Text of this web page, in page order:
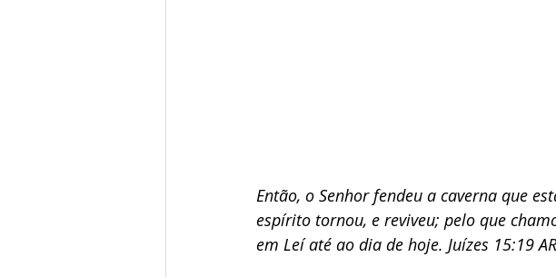
Então, o Senhor fendeu a caverna que
espírito tornou, e reviveu; pelo que
em Leí até ao dia de hoje. Juízes 15:19